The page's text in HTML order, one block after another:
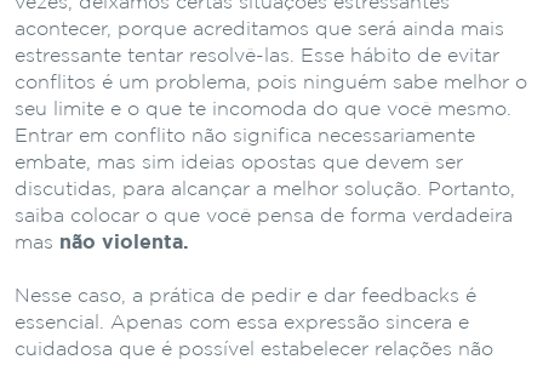
acontecer, porque acreditamos que será ainda mais
estressante tentar resolvê-las. Esse hábito de evitar
conflitos é um problema, pois ninguém sabe melhor o
seu limite e o que te incomoda do que você mesmo.
Entrar em conflito não significa necessariamente
embate, mas sim ideias opostas que devem ser
discutidas, para alcançar a melhor solução. Portanto,
saiba colocar o que você pensa de forma verdadeira
mas não violenta.
Nesse caso, a prática de pedir e dar feedbacks é
essencial. Apenas com essa expressão sincera e
cuidadosa que é possível estabelecer relações não